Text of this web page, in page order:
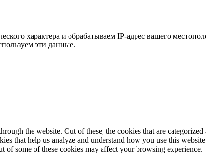
характера и обрабатываем IP-адрес вашего
эти данные.
the website. Out of these, the cookies that are categorized
that help us analyze and understand how you use this
of some of these cookies may affect your browsing experience.